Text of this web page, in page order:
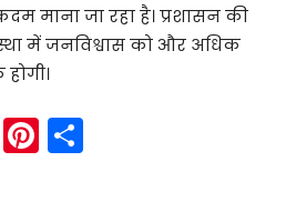
माना जा रहा है। प्रशासन की
में जनविश्वास को और अधिक
W
h
Pi
nt